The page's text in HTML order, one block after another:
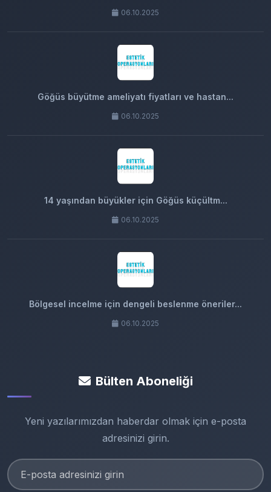
06.10.2025
Göğüs büyütme ameliyatı fiyatları ve hastan...
06.10.2025
14 yaşından büyükler için Göğüs küçültm...
06.10.2025
Bölgesel incelme için dengeli beslenme öneriler...
06.10.2025
Bülten Aboneliği
Yeni yazılarımızdan haberdar olmak için e-posta
adresinizi girin.